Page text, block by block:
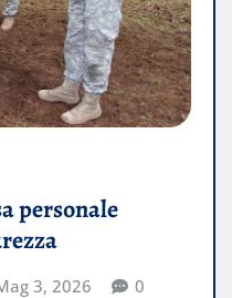
personale
3, 2026 0